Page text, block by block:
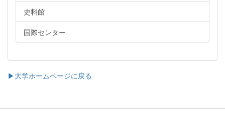
史料館
国際センター
▶大学ホームページに戻る